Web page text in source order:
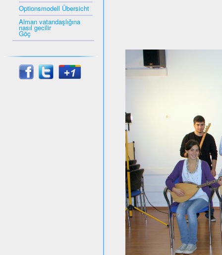
Optionsmodell Übersicht
Alman vatandaşlığına
nasıl gecilir
Göç